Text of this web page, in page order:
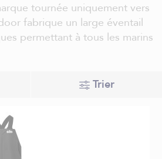
tournée uniquement vers
fabrique un large éventail
permettant à tous les marins
Trier